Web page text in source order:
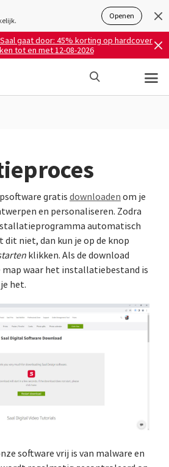
Openen
gaat door: 45% korting op hardcover
tot en met 12-08-2026
gratis downloaden om je
en personaliseren. Zodra
automatisch
dit niet, dan kun je op de knop
klikken. Als de download
map waar het installatiebestand is
het.
software vrij is van malware en